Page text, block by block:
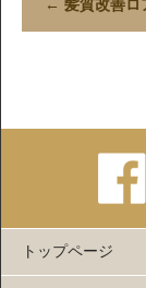
← 髪質改善ロ
トップページ